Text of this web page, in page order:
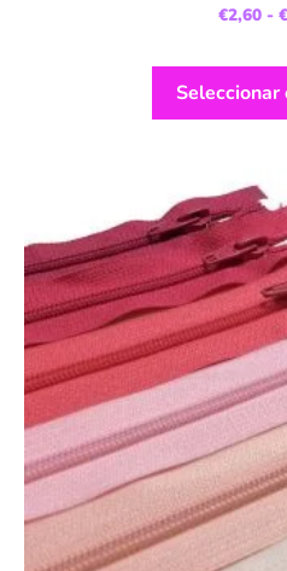
€2,60 - €
Seleccionar